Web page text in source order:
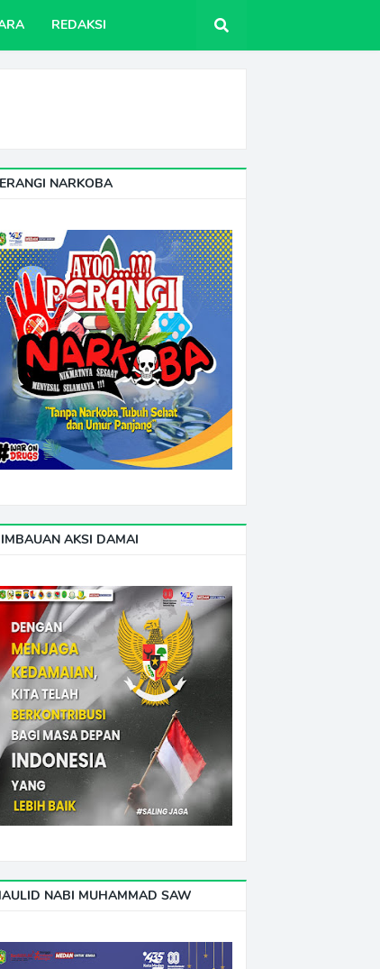
REDAKSI
NARKOBA
AKSI DAMAI
NABI MUHAMMAD SAW